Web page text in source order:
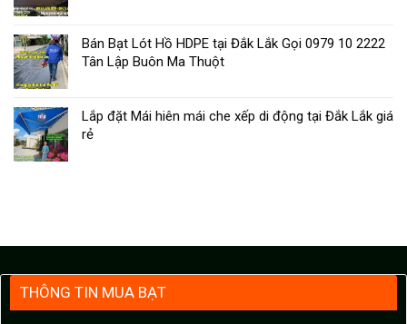
Bán Bạt Lót Hồ HDPE tại Đắk Lắk Gọi 0979 10 2222
Tân Lập Buôn Ma Thuột
Lắp đặt Mái hiên mái che xếp di động tại Đắk Lắk giá
rẻ
THÔNG TIN MUA BẠT